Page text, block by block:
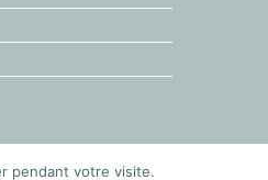
pendant votre visite.